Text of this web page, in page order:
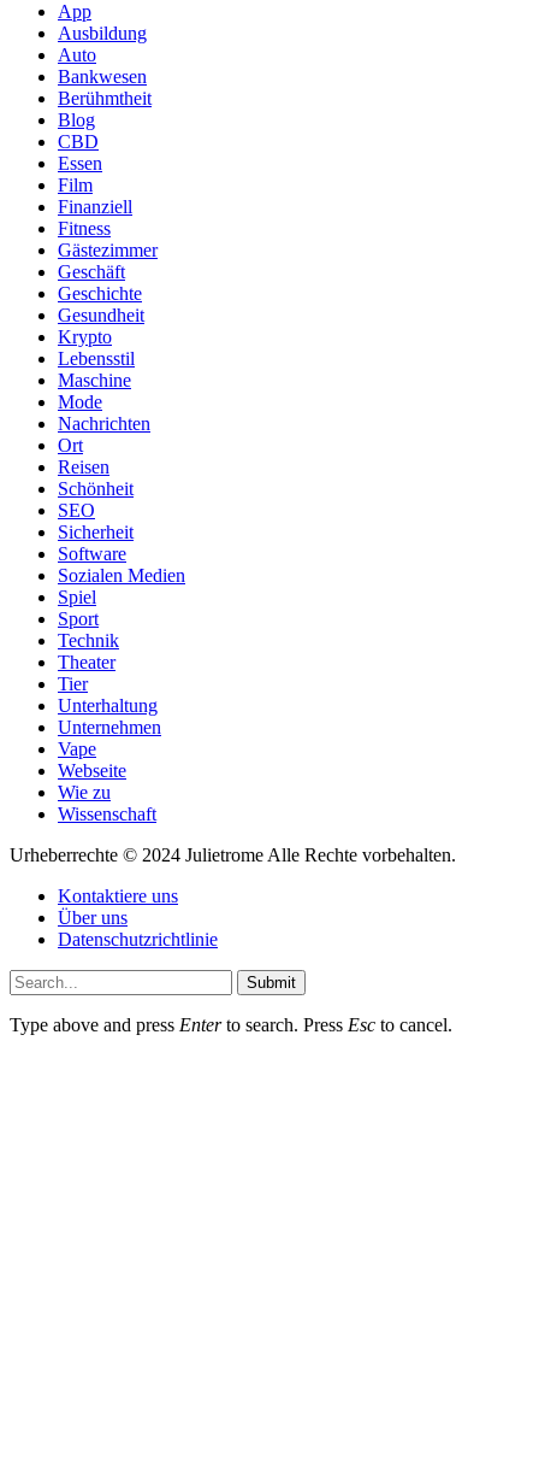
App
Ausbildung
Auto
Bankwesen
Berühmtheit
Blog
CBD
Essen
Film
Finanziell
Fitness
Gästezimmer
Geschäft
Geschichte
Gesundheit
Krypto
Lebensstil
Maschine
Mode
Nachrichten
Ort
Reisen
Schönheit
SEO
Sicherheit
Software
Sozialen Medien
Spiel
Sport
Technik
Theater
Tier
Unterhaltung
Unternehmen
Vape
Webseite
Wie zu
Wissenschaft
Urheberrechte © 2024 Julietrome Alle Rechte vorbehalten.
Kontaktiere uns
Über uns
Datenschutzrichtlinie
Submit
Type above and press Enterto search. Press Esc to cancel.